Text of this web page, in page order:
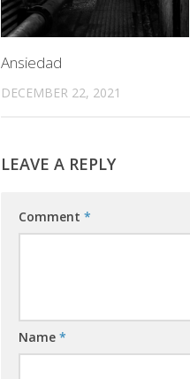
Ansiedad
DECEMBER 22, 2021
LEAVE A REPLY
Comment *
Name *